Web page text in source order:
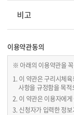
비고
이용약관동의
※ 아래의 이용약관을
1. 이 약관은 구리시체
사항을 규정함을 목적
2. 이 약관은 이용자에
3. 신청자가 입력한 정